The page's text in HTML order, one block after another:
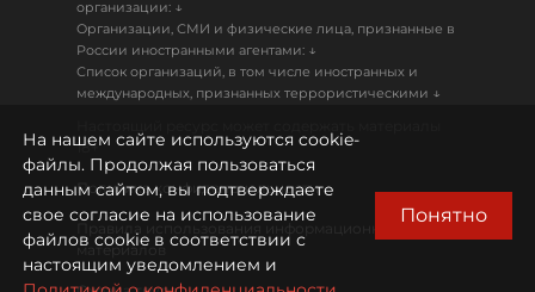
организации: ↓
Организации, СМИ и физические лица, признанные в
России иностранными агентами: ↓
Список организаций, в том числе иностранных и
международных, признанных террористическими ↓
18+
Политика конфиденциальности
Правила использования информационных
материалов
На нашем сайте используются cookie-
файлы. Продолжая пользоваться
данным сайтом, вы подтверждаете
свое согласие на использование
файлов cookie в соответствии с
настоящим уведомлением и
Понятно